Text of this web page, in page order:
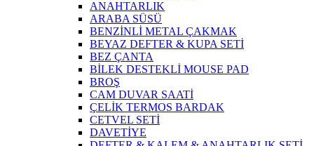
ANAHTARLIK
ARABA SÜSÜ
BENZİNLİ METAL ÇAKMAK
BEYAZ DEFTER & KUPA SETİ
BEZ ÇANTA
BİLEK DESTEKLİ MOUSE PAD
BROŞ
CAM DUVAR SAATİ
ÇELİK TERMOS BARDAK
CETVEL SETİ
DAVETİYE